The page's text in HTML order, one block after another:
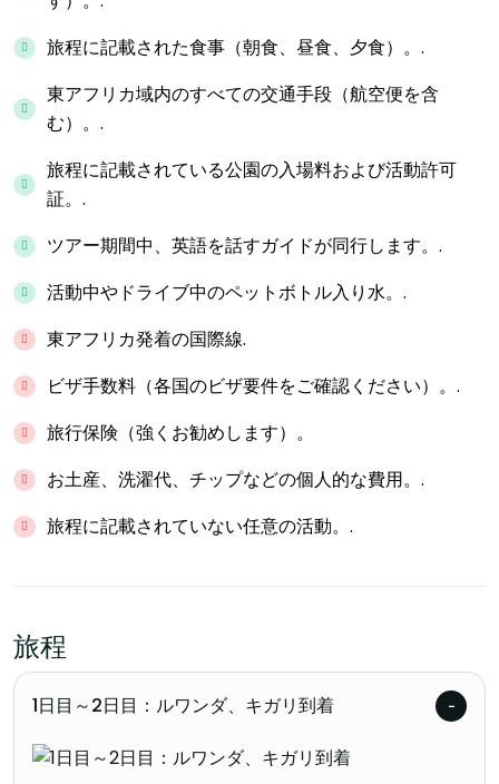
旅程に記載された食事（朝食、昼食、夕食）。.
東アフリカ域内のすべての交通手段（航空便を含
む）。.
旅程に記載されている公園の入場料および活動許可
証。.
ツアー期間中、英語を話すガイドが同行します。.
活動中やドライブ中のペットボトル入り水。.
東アフリカ発着の国際線.
ビザ手数料（各国のビザ要件をご確認ください）。.
旅行保険（強くお勧めします）。
お土産、洗濯代、チップなどの個人的な費用。.
旅程に記載されていない任意の活動。.
旅程
1日目～2日目：ルワンダ、キガリ到着